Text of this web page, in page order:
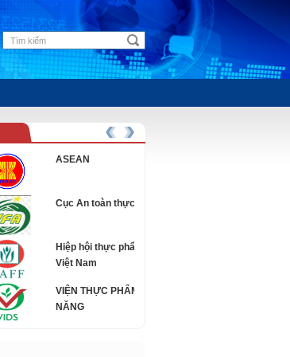
ASEAN
Cục An toàn thực phẩm
Hiệp hội thực phẩm chức năng
Việt Nam
VIỆN THỰC PHẨM CHỨC
NĂNG